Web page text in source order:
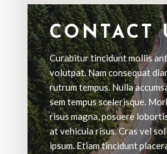
CONTACT
Curabitur tincidunt mollis
volutpat. Nam consequat
rutrum tempus. Nulla
sem tempus scelerisque.
risus magna, posuere
at vehicula risus. Cras vel
ipsum. Etiam tincidunt